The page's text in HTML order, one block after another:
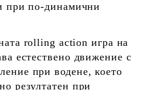
при по-динамични
rolling action игра на
естествено движение с
при водене, което
резултатен при